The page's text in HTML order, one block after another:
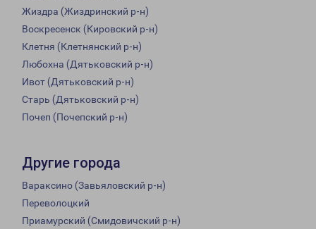
Жиздра (Жиздринский р-н)
Воскресенск (Кировский р-н)
Клетня (Клетнянский р-н)
Любохна (Дятьковский р-н)
Ивот (Дятьковский р-н)
Старь (Дятьковский р-н)
Почеп (Почепский р-н)
Другие города
Вараксино (Завьяловский р-н)
Переволоцкий
Приамурский (Смидовичский р-н)